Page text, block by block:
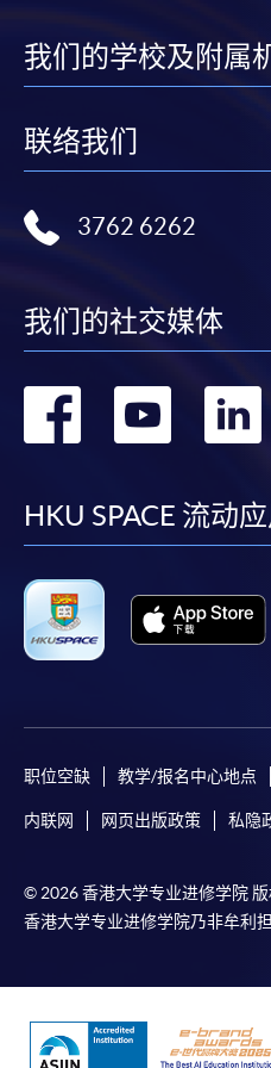
我们的学校及附属
联络我们
3762 6262
我们的社交媒体
转
转
HKU SPACE 流动
职位空缺 教学/报名中心地点
内联网 网页出版政策 私隐
© 2026 香港大学专业进修学院
香港大学专业进修学院乃非牟利